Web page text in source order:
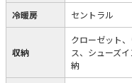
冷暖房 セントラル
収納
クローゼット
ス、シューズ
納